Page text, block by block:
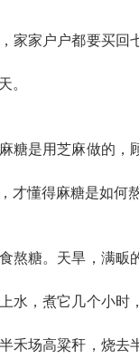
家户户都要买回七
。
是用芝麻做的，顾
才懂得麻糖是如何
糖。天旱，满畈的
水，煮它几个小时
禾场高粱秆，烧